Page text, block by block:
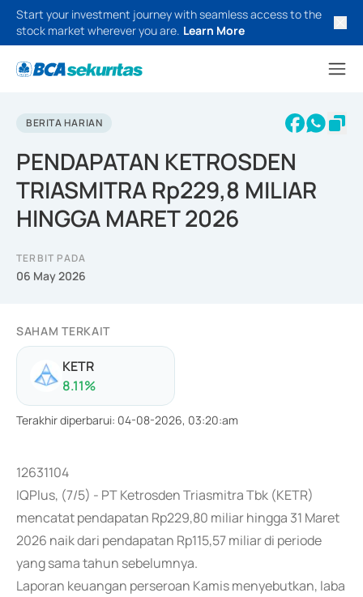
Start your investment journey with seamless access to the
stock market wherever you are. Learn More
BERITA HARIAN
PENDAPATAN KETROSDEN
TRIASMITRA Rp229,8 MILIAR
HINGGA MARET 2026
TERBIT PADA
06 May 2026
SAHAM TERKAIT
KETR
8.11%
Terakhir diperbarui: 04-08-2026, 03:20:am
12631104
IQPlus, (7/5) - PT Ketrosden Triasmitra Tbk (KETR)
mencatat pendapatan Rp229,80 miliar hingga 31 Maret
2026 naik dari pendapatan Rp115,57 miliar di periode
yang sama tahun sebelumnya.
Laporan keuangan perseroan Kamis menyebutkan, laba